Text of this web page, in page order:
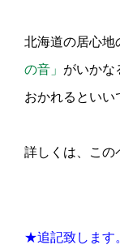
北海道の居心地
の音」 がいかな
おかれるといい
詳しくは、この
★追記致します